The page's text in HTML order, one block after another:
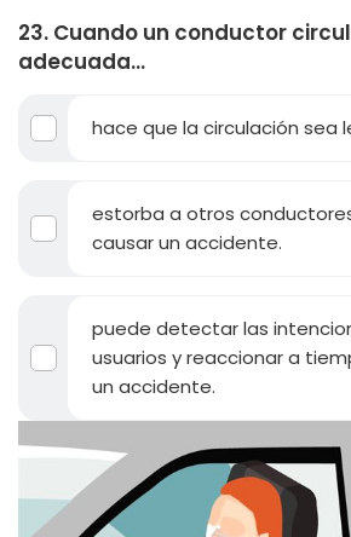
23. Cuando un conductor
adecuada...
hace que la circulación sea
estorba a otros
causar un accidente.
puede detectar las
usuarios y reaccionar a
un accidente.